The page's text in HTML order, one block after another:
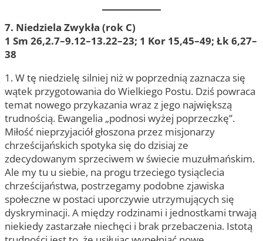
7. Niedziela Zwykła (rok C)
1 Sm 26,2.7–9.12–13.22–23; 1 Kor 15,45–49; Łk 6,27–
38
1. W tę niedzielę silniej niż w poprzednią zaznacza się
wątek przygotowania do Wielkiego Postu. Dziś powraca
temat nowego przykazania wraz z jego największą
trudnością. Ewangelia „podnosi wyżej poprzeczkę”.
Miłość nieprzyjaciół głoszona przez misjonarzy
chrześcijańskich spotyka się do dzisiaj ze
zdecydowanym sprzeciwem w świecie muzułmańskim.
Ale my tu u siebie, na progu trzeciego tysiąclecia
chrześcijaństwa, postrzegamy podobne zjawiska
społeczne w postaci uporczywie utrzymujących się
dyskryminacji. A między rodzinami i jednostkami trwają
niekiedy zastarzałe niechęci i brak przebaczenia. Istotą